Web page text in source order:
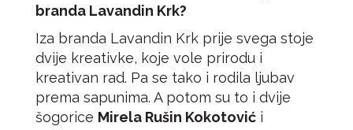
branda Lavandin Krk?
Iza branda Lavandin Krk prije svega stoje
dvije kreativke, koje vole prirodu i
kreativan rad. Pa se tako i rodila ljubav
prema sapunima. A potom su to i dvije
šogorice Mirela Rušin Kokotović i